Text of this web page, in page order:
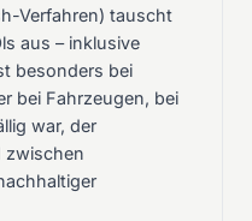
Verfahren) tauscht
aus – inklusive
besonders bei
bei Fahrzeugen, bei
war, der
zwischen